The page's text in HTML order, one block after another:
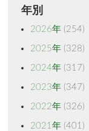
年別
2026年(254)
2025年(328)
2024年(317)
2023年(347)
2022年(326)
2021年(401)